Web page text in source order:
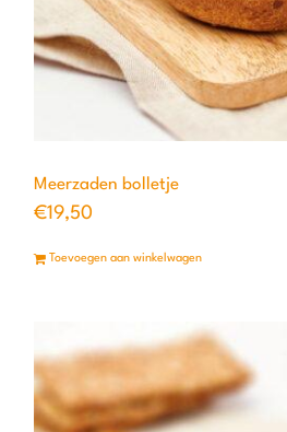
Meerzaden bolletje
€19,50
Toevoegen aan winkelwagen